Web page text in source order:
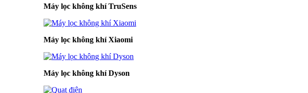
Máy lọc không khí TruSens
Máy lọc không khí Xiaomi
Máy lọc không khí Dyson